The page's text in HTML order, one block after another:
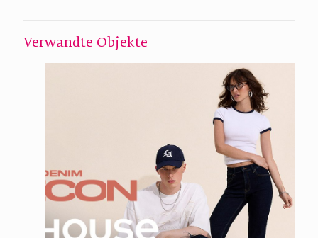
Verwandte Objekte